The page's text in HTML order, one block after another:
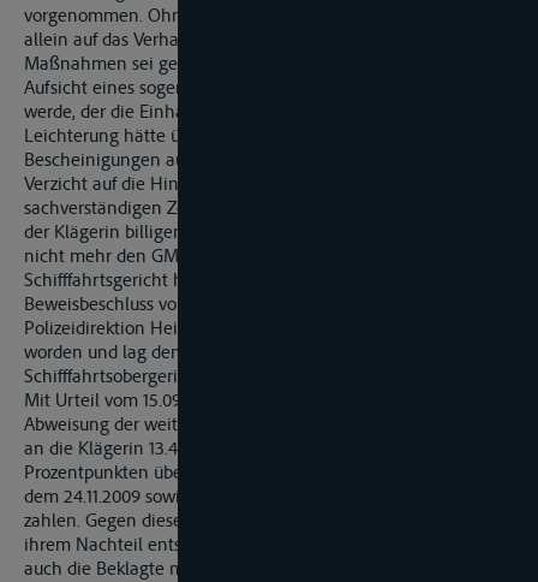
vorgenommen. Ohnehin sei eine eventuelle Verunreinigung
allein auf das Verhalten der Firma X zurückzuführen. An
Maßnahmen sei geplant gewesen, dass die Leichterung unter
Aufsicht eines sogenannten SGS-Kontrolleurs durchgeführt
werde, der die Einhaltung der GMP-Vorschriften während der
Leichterung hätte überwachen und entsprechende
Bescheinigungen ausstellen können. Allein durch den
Verzicht auf die Hinzuziehung des SGS-Kontrolleurs durch den
sachverständigen Zeugen O. habe die Versicherungsnehmerin
der Klägerin billigend in Kauf genommen, dass die Ladung
nicht mehr den GMP-Standards entsprochen habe. Das
Schifffahrtsgericht hat Beweis erhoben gemäß
Beweisbeschluss vom 26.5.2010. … Die Bußgeldakte der
Polizeidirektion Heilbronn war zu Beweiszwecken beigezogen
worden und lag dem Schifffahrtsgericht ebenso wie dem
Schifffahrtsobergericht vor.
Mit Urteil vom 15.09.2010 …, hat das Schifffahrtsgericht unter
Abweisung der weiter gehenden Klage die Beklagte verurteilt,
an die Klägerin 13.470,80 € nebst Zinsen in Höhe von 5
Prozentpunkten über dem Basiszinssatz aus 12.633,28 € seit
dem 24.11.2009 sowie aus 837,52 € seit dem 07.04.2010 zu
zahlen. Gegen dieses Urteil wenden sich, jeweils soweit zu
ihrem Nachteil entschieden wurde, sowohl die Klägerin als
auch die Beklagte mit ihren Berufungen.